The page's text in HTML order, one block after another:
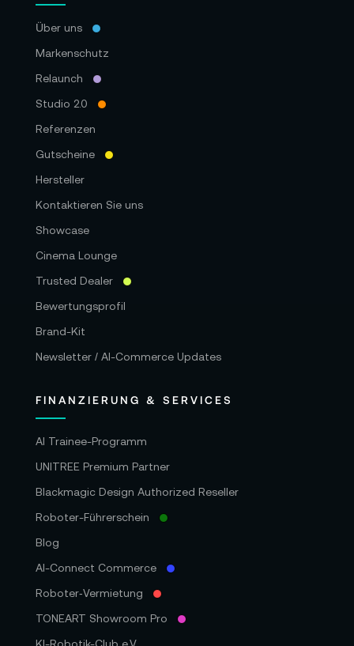
Über uns
Markenschutz
Relaunch
Studio 2.0
Referenzen
Gutscheine
Hersteller
Kontaktieren Sie uns
Showcase
Cinema Lounge
Trusted Dealer
Bewertungsprofil
Brand-Kit
Newsletter / AI-Commerce Updates
FINANZIERUNG & SERVICES
AI Trainee-Programm
UNITREE Premium Partner
Blackmagic Design Authorized Reseller
Roboter-Führerschein
Blog
AI-Connect Commerce
Roboter‑Vermietung
TONEART Showroom Pro